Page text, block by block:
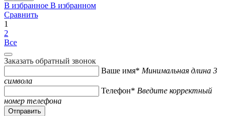
В избранное В избранном
Сравнить
1
2
Все
Заказать обратный звонок
Ваше имя* Минимальная длина 3
символа
Телефон* Введите корректный
номер телефона